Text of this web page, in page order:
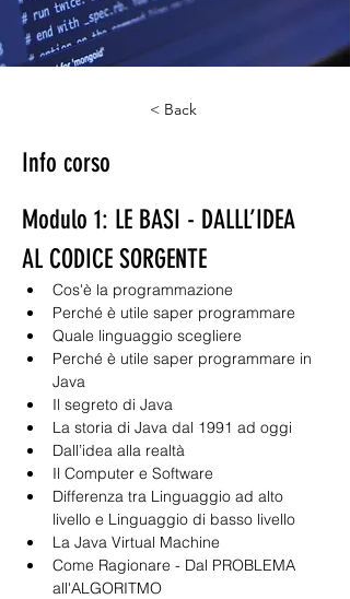
< Back
Info corso
Modulo 1: LE BASI - DALLL’IDEA
AL CODICE SORGENTE
Cos'è la programmazione
Perché è utile saper programmare
Quale linguaggio scegliere
Perché è utile saper programmare in
Java
Il segreto di Java
La storia di Java dal 1991 ad oggi
Dall’idea alla realtà
Il Computer e Software
Differenza tra Linguaggio ad alto
livello e Linguaggio di basso livello
La Java Virtual Machine
Come Ragionare - Dal PROBLEMA
all'ALGORITMO